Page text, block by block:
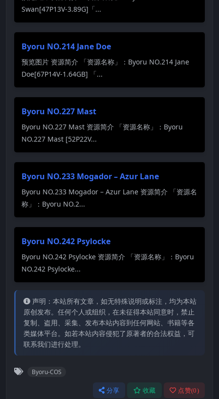
Swan[47P13V-3.89G]「...
Byoru NO.214 Jane Doe
预览图片 资源简介 「资源名称」：Byoru NO.214 Jane
Doe[67P14V-1.64GB] 「...
Byoru NO.227 Mast
Byoru NO.227 Mast 资源简介 「资源名称」：Byoru
NO.227 Mast [52P22V...
Byoru NO.233 Mogador – Azur Lane
Byoru NO.233 Mogador – Azur Lane 资源简介 「资源名
称」：Byoru NO.2...
Byoru NO.242 Psylocke
Byoru NO.242 Psylocke 资源简介 「资源名称」：Byoru
NO.242 Psylocke...
声明：本站所有文章，如无特殊说明或标注，均为本站
原创发布。任何个人或组织，在未征得本站同意时，禁止
复制、盗用、采集、发布本站内容到任何网站、书籍等各
类媒体平台。如若本站内容侵犯了原著者的合法权益，可
联系我们进行处理。
Byoru-COS
分享 收藏 点赞(0)